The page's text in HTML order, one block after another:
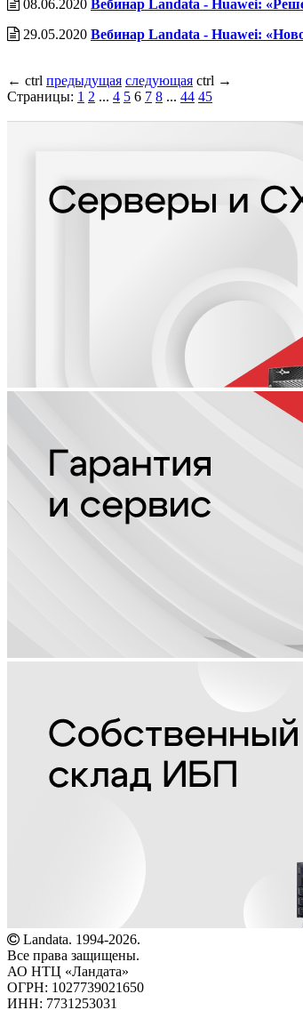
08.06.2020 Вебинар Landata - Huawei:
29.05.2020 Вебинар Landata - Huawei:
← ctrl предыдущая следующая ctrl →
Страницы: 1 2 ... 4 5 6 7 8 ... 44 45
Landata. 1994-2026.
Все права защищены.
АО НТЦ «Ландата»
ОГРН: 1027739021650
ИНН: 7731253031